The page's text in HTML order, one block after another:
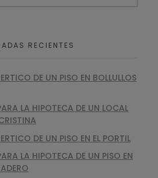
RECIENTES
DE UN PISO EN BOLLULLOS
LA HIPOTECA DE UN LOCAL
DE UN PISO EN EL PORTIL
LA HIPOTECA DE UN PISO EN